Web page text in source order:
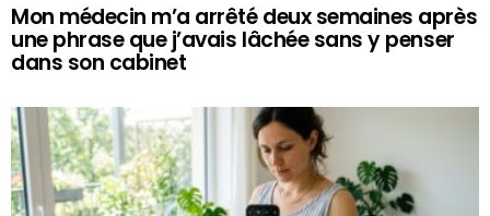
Mon médecin m’a arrêté deux semaines après
une phrase que j’avais lâchée sans y penser
dans son cabinet